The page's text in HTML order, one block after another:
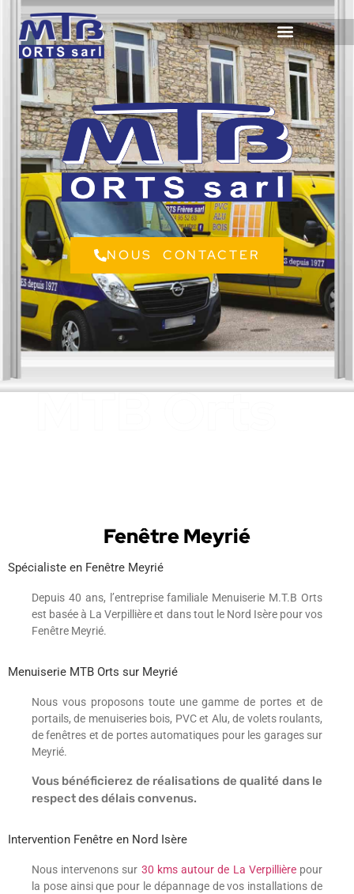
NOUS CONTACTER
Fenêtre Meyrié
Spécialiste en Fenêtre Meyrié
Depuis 40 ans, l’entreprise familiale Menuiserie M.T.B Orts
est basée à La Verpillière et dans tout le Nord Isère pour vos
Fenêtre Meyrié.
Menuiserie MTB Orts sur Meyrié
Nous vous proposons toute une gamme de portes et de
portails, de menuiseries bois, PVC et Alu, de volets roulants,
de fenêtres et de portes automatiques pour les garages sur
Meyrié.
Vous bénéficierez de réalisations de qualité dans le
respect des délais convenus.
Intervention Fenêtre en Nord Isère
Nous intervenons sur 30 kms autour de La Verpillièrepour
la pose ainsi que pour le dépannage de vos installations de